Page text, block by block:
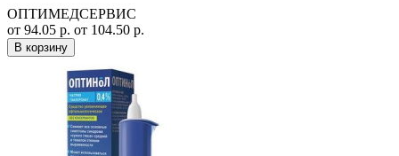
ОПТИМЕДСЕРВИС
от 94.05 р. от 104.50 р.
В корзину